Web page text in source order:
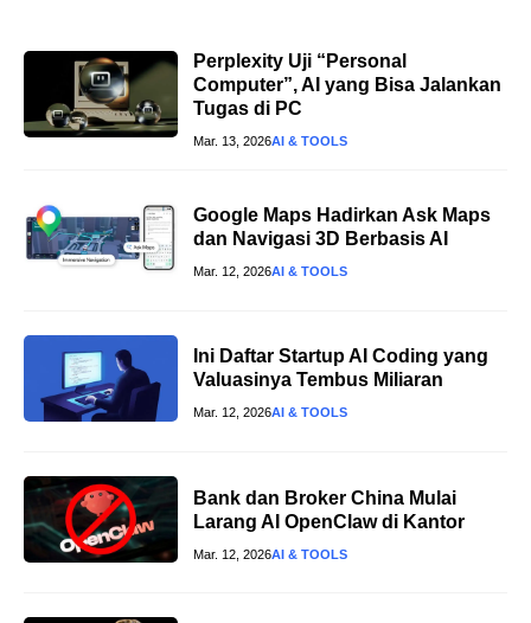
Perplexity Uji “Personal
Computer”, AI yang Bisa Jalankan
Tugas di PC
Mar. 13, 2026AI & TOOLS
Google Maps Hadirkan Ask Maps
dan Navigasi 3D Berbasis AI
Mar. 12, 2026AI & TOOLS
Ini Daftar Startup AI Coding yang
Valuasinya Tembus Miliaran
Mar. 12, 2026AI & TOOLS
Bank dan Broker China Mulai
Larang AI OpenClaw di Kantor
Mar. 12, 2026AI & TOOLS